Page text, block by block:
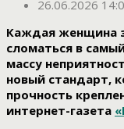
26.06.2026
Каждая женщина
сломаться в
массу
новый стандарт,
прочность
интернет-газета